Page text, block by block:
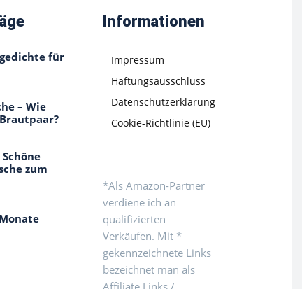
für
– Wie
zum
Informationen
Impressum
Haftungsausschluss
Datenschutzerklärung
Cookie-Richtlinie (EU)
*Als Amazon-Partner
verdiene ich an
qualifizierten
Verkäufen. Mit *
gekennzeichnete Links
bezeichnet man als